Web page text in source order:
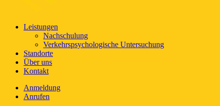
Leistungen
Nachschulung
Verkehrspsychologische Untersuchung
Standorte
Über uns
Kontakt
Anmeldung
Anrufen